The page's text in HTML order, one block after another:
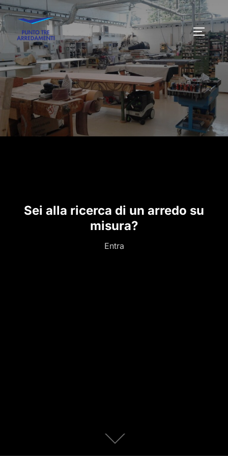
Salta
al
contenuto
APRI/
Sei alla ricerca di un arredo su
misura?
Entra
Scorri